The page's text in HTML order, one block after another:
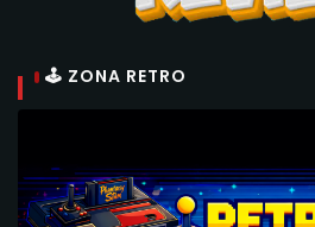
🕹 ZONA RETRO